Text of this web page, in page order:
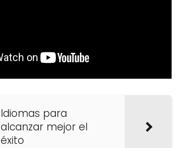
Idiomas para
alcanzar mejor el
éxito